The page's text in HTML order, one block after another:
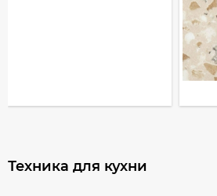
Техника для кухни